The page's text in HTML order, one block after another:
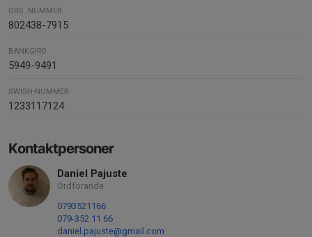
ORG. NUMMER
802438-7915
BANKGIRO
5949-9491
SWISH-NUMMER
1233117124
Kontaktpersoner
Daniel Pajuste
Ordförande
0793521166
079-352 11 66
daniel.pajuste@gmail.com